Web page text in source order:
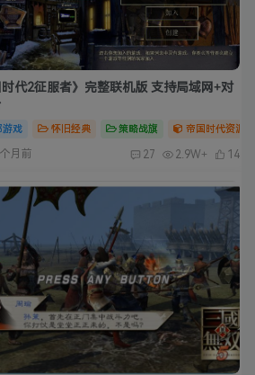
时代2征服者》完整联机版 支持局域网+对
游戏 怀旧经典 策略战旗 帝国时代资源
月前 27 2.9W+ 14